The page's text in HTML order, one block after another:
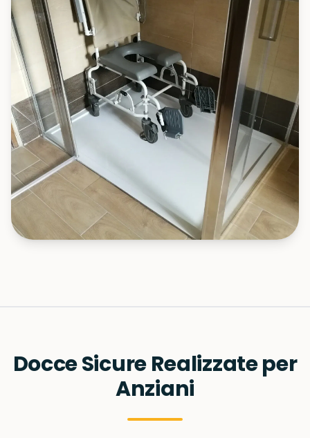
Docce Sicure Realizzate per
Anziani